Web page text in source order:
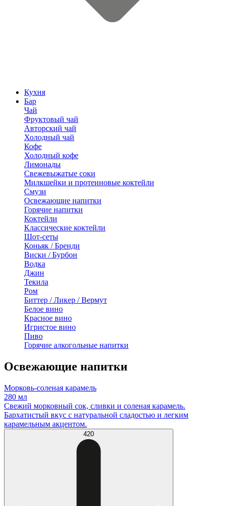
Кухня
Бар
Чай
Фруктовый чай
Авторский чай
Холодный чай
Кофе
Холодный кофе
Лимонады
Свежевыжатые соки
Милкшейки и протеиновые коктейли
Смузи
Освежающие напитки
Горячие напитки
Коктейли
Классические коктейли
Шот-сеты
Коньяк / Бренди
Виски / Бурбон
Водка
Джин
Текила
Ром
Биттер / Ликер / Вермут
Белое вино
Красное вино
Игристое вино
Пиво
Горячие алкогольные напитки
Освежающие напитки
Морковь-соленая карамель
280 мл
Свежий морковный сок, сливки и соленая карамель.
Бархатистый вкус с натуральной сладостью и легким
карамельным акцентом.
420